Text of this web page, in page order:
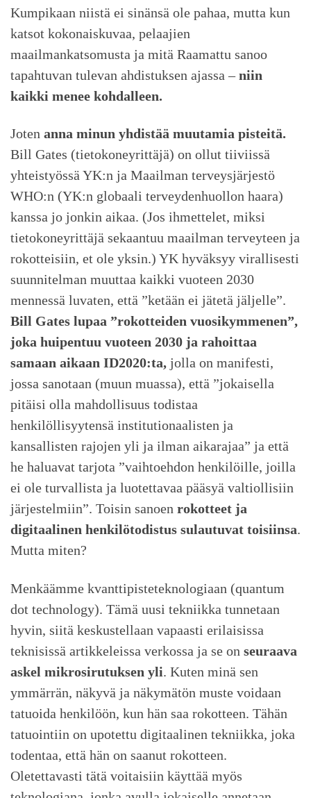
Kumpikaan niistä ei sinänsä ole pahaa, mutta kun
katsot kokonaiskuvaa, pelaajien
maailmankatsomusta ja mitä Raamattu sanoo
tapahtuvan tulevan ahdistuksen ajassa –niin
kaikki menee kohdalleen.
Joten anna minun yhdistää muutamia pisteitä.
Bill Gates (tietokoneyrittäjä) on ollut tiiviissä
yhteistyössä YK:n ja Maailman terveysjärjestö
WHO:n (YK:n globaali terveydenhuollon haara)
kanssa jo jonkin aikaa. (Jos ihmettelet, miksi
tietokoneyrittäjä sekaantuu maailman terveyteen ja
rokotteisiin, et ole yksin.) YK hyväksyy virallisesti
suunnitelman muuttaa kaikki vuoteen 2030
mennessä luvaten, että ”ketään ei jätetä jäljelle”.
Bill Gates lupaa ”rokotteiden vuosikymmenen”,
joka huipentuu vuoteen 2030 ja rahoittaa
samaan aikaan ID2020:ta, jolla on manifesti,
jossa sanotaan (muun muassa), että ”jokaisella
pitäisi olla mahdollisuus todistaa
henkilöllisyytensä institutionaalisten ja
kansallisten rajojen yli ja ilman aikarajaa” ja että
he haluavat tarjota ”vaihtoehdon henkilöille, joilla
ei ole turvallista ja luotettavaa pääsyä valtiollisiin
järjestelmiin”. Toisin sanoen rokotteet ja
digitaalinen henkilötodistus sulautuvat toisiinsa.
Mutta miten?
Menkäämme kvanttipisteteknologiaan (quantum
dot technology). Tämä uusi tekniikka tunnetaan
hyvin, siitä keskustellaan vapaasti erilaisissa
teknisissä artikkeleissa verkossa ja se on seuraava
askel mikrosirutuksen yli. Kuten minä sen
ymmärrän, näkyvä ja näkymätön muste voidaan
tatuoida henkilöön, kun hän saa rokotteen. Tähän
tatuointiin on upotettu digitaalinen tekniikka, joka
todentaa, että hän on saanut rokotteen.
Oletettavasti tätä voitaisiin käyttää myös